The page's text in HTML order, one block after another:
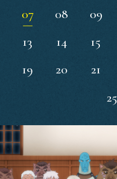
Music
Staff&Cast
Blu-ray
Official SNS
SHARE
07
08 09
13
14 15
19
20 21
25